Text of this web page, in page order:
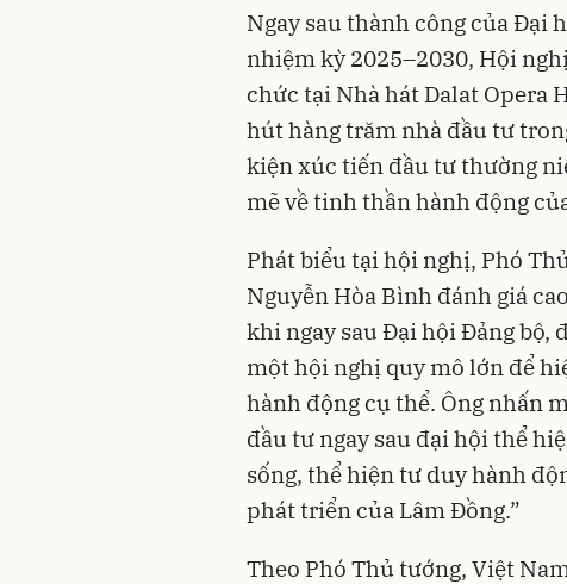
Ngay sau thành công của Đại
nhiệm kỳ 2025–2030, Hội
chức tại Nhà hát Dalat Opera
hút hàng trăm nhà đầu tư
kiện xúc tiến đầu tư thường
mẽ về tinh thần hành động
Phát biểu tại hội nghị, Phó
Nguyễn Hòa Bình đánh giá
khi ngay sau Đại hội Đảng bộ,
một hội nghị quy mô lớn để
hành động cụ thể. Ông nhấn
đầu tư ngay sau đại hội thể
sống, thể hiện tư duy hành
phát triển của Lâm Đồng.”
Theo Phó Thủ tướng, Việt